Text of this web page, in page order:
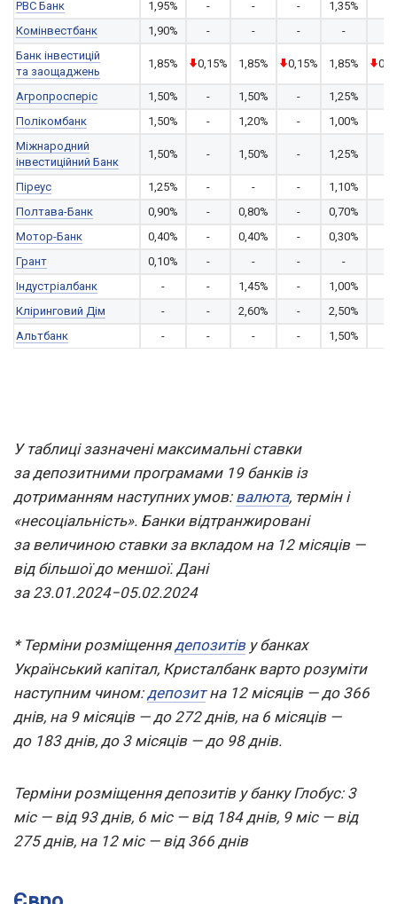
РВС Банк
1,95% - - - 1,35%
Комінвестбанк
1,90% - - - -
Банк інвестицій
та заощаджень
1,85% 0,15% 1,85% 0,15% 1,85%
Агропросперіс 1,50% - 1,50% - 1,25%
Полікомбанк
1,50% - 1,20% - 1,00%
Міжнародний
інвестиційний Банк
1,50% - 1,50% - 1,25%
Піреус 1,25% - - - 1,10%
Полтава-Банк
0,90% - 0,80% - 0,70%
Мотор-Банк
0,40% - 0,40% - 0,30%
Грант
0,10% - - - -
Індустріалбанк
- - 1,45% - 1,00%
Кліринговий Дім
- - 2,60% - 2,50%
Альтбанк
- - - - 1,50%
У таблиці зазначені максимальні ставки
за депозитними програмами 19 банків із
дотриманням наступних умов: валюта, термін і
«несоціальність». Банки відтранжировані
за величиною ставки за вкладом на 12 місяців —
від більшої до меншої. Дані
за 23.01.2024−05.02.2024
* Терміни розміщеннядепозитіву банках
Український капітал, Кристалбанк варто розуміти
наступним чином:депозитна 12 місяців — до 366
днів, на 9 місяців — до 272 днів, на 6 місяців —
до 183 днів, до 3 місяців — до 98 днів.
Терміни розміщення депозитів у банку Глобус: 3
міс — від 93 днів, 6 міс — від 184 днів, 9 міс — від
275 днів, на 12 міс — від 366 днів